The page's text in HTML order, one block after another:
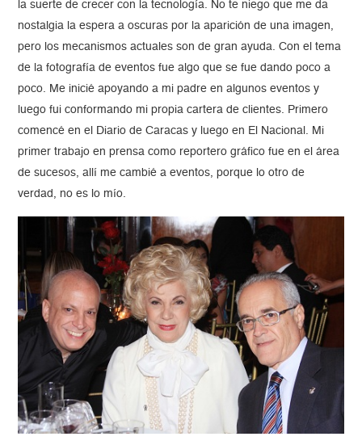
la suerte de crecer con la tecnología. No te niego que me da
nostalgia la espera a oscuras por la aparición de una imagen,
pero los mecanismos actuales son de gran ayuda. Con el tema
de la fotografía de eventos fue algo que se fue dando poco a
poco. Me inicié apoyando a mi padre en algunos eventos y
luego fui conformando mi propia cartera de clientes. Primero
comencé en el Diario de Caracas y luego en El Nacional. Mi
primer trabajo en prensa como reportero gráfico fue en el área
de sucesos, allí me cambié a eventos, porque lo otro de
verdad, no es lo mío.